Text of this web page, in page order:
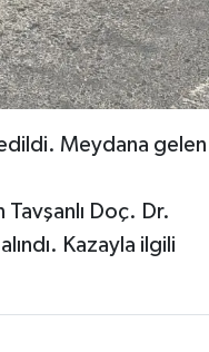
Meydana gelen
Tavşanlı Doç. Dr.
Kazayla ilgili